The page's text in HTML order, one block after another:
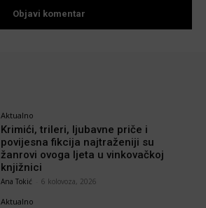
Aktualno
Krimići, trileri, ljubavne priče i
povijesna fikcija najtraženiji su
žanrovi ovoga ljeta u vinkovačkoj
knjižnici
Ana Tokić 6 kolovoza, 2026
Aktualno